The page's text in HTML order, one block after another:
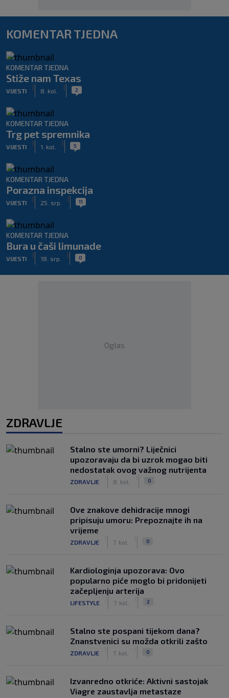
KOMENTAR TJEDNA
KOMENTAR TJEDNA
Stiže nam Texas
VIJESTI
|
8. kol.
| 2
KOMENTAR TJEDNA
Trg pet spremnika
VIJESTI
|
1. kol.
| 5
KOMENTAR TJEDNA
Porazna inspekcija
VIJESTI
|
25. srp.
| 11
KOMENTAR TJEDNA
Bura u čaši limunade
VIJESTI
|
18. srp.
| 0
Oglas
ZDRAVLJE
Stalno ste umorni? Liječnici
upozoravaju da bi uzrok mogao biti
nedostatak ovog važnog nutrijenta
ZDRAVLJE 8. kol. 0
Ove znakove dehidracije mnogi
pripisuju umoru: Prepoznajte ih na
vrijeme
ZDRAVLJE 7. kol. 0
Kardiologinja upozorava: Ovo
popularno piće moglo bi pridonijeti
začepljenju arterija
LIFESTYLE 7. kol. 2
Stalno ste pospani tijekom dana?
Znanstvenici su možda otkrili zašto
ZDRAVLJE 7. kol. 0
Izvanredno otkriće: Aktivni sastojak
Viagre zaustavlja metastaze